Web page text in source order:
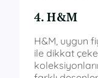
4. H&M
H&M, uygun
ile dikkat